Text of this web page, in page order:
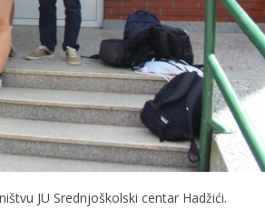
JU Srednjoškolski centar Hadžići.